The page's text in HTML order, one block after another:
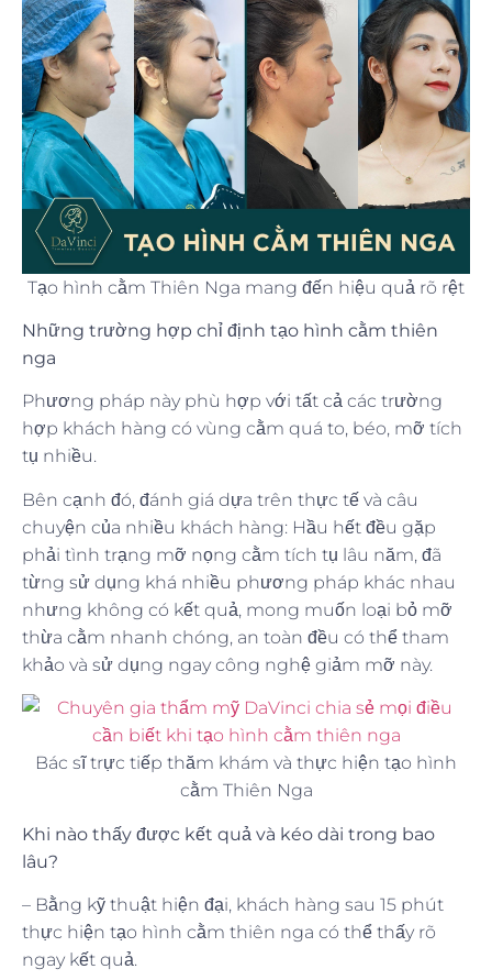
Tạo hình cằm Thiên Nga mang đến hiệu quả rõ rệt
Những trường hợp chỉ định tạo hình cằm thiên
nga
Phương pháp này phù hợp với tất cả các trường
hợp khách hàng có vùng cằm quá to, béo, mỡ tích
tụ nhiều.
Bên cạnh đó, đánh giá dựa trên thực tế và câu
chuyện của nhiều khách hàng: Hầu hết đều gặp
phải tình trạng mỡ nọng cằm tích tụ lâu năm, đã
từng sử dụng khá nhiều phương pháp khác nhau
nhưng không có kết quả, mong muốn loại bỏ mỡ
thừa cằm nhanh chóng, an toàn đều có thể tham
khảo và sử dụng ngay công nghệ giảm mỡ này.
Bác sĩ trực tiếp thăm khám và thực hiện tạo hình
cằm Thiên Nga
Khi nào thấy được kết quả và kéo dài trong bao
lâu?
– Bằng kỹ thuật hiện đại, khách hàng sau 15 phút
thực hiện tạo hình cằm thiên nga có thể thấy rõ
ngay kết quả.